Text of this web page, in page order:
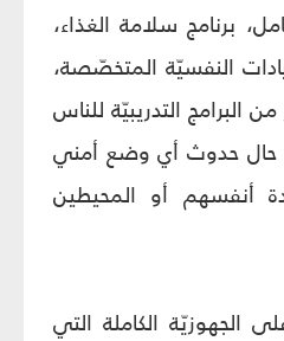
برنامج سلامة الغذاء،
النفسيّة المتخصّصة،
البرامج التدريبيّة للناس
حال حدوث أي وضع أمني
أنفسهم أو المحيطين
الجهوزيّة الكاملة التي